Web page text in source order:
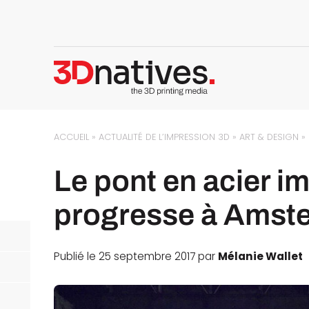
ACCUEIL »ACTUALITÉ DE L’IMPRESSION 3D »ART & DESIGN »
Le pont en acier
progresse à
Publié le 25 septembre 2017 par Mélanie Wallet